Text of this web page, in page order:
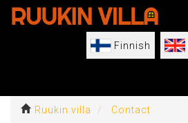
Skip
Finnish
Ruukin villa Contact